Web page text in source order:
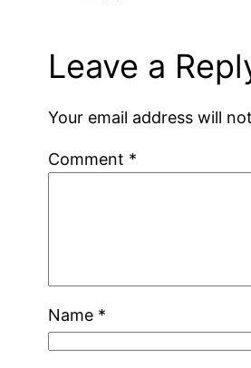
Leave a
Your email address will
Comment *
Name *